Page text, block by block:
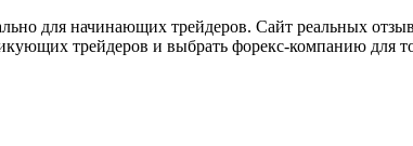
для начинающих трейдеров. Сайт реальных
трейдеров и выбрать форекс-компанию для